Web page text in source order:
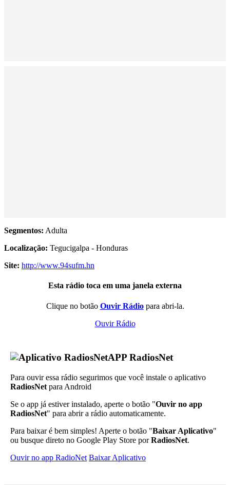
Segmentos: Adulta
Localização: Tegucigalpa - Honduras
Site: http://www.94sufm.hn
Esta rádio toca em uma janela externa
Clique no botão Ouvir Rádiopara abri-la.
Ouvir Rádio
APP RadiosNet
Para ouvir essa rádio segurimos que você instale o aplicativo
RadiosNet para Android
Se o app já estiver instalado, aperte o botão "Ouvir no app
RadiosNet" para abrir a rádio automaticamente.
Para baixar é bem simples! Aperte o botão "Baixar Aplicativo"
ou busque direto no Google Play Store porRadiosNet.
Ouvir no app RadioNet Baixar Aplicativo